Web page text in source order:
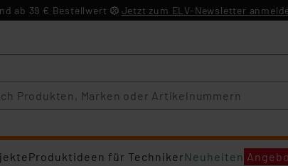
ab 39 € Bestellwert Jetzt zum ELV-Newsletter
Produktideen für TechnikerNeuheiten